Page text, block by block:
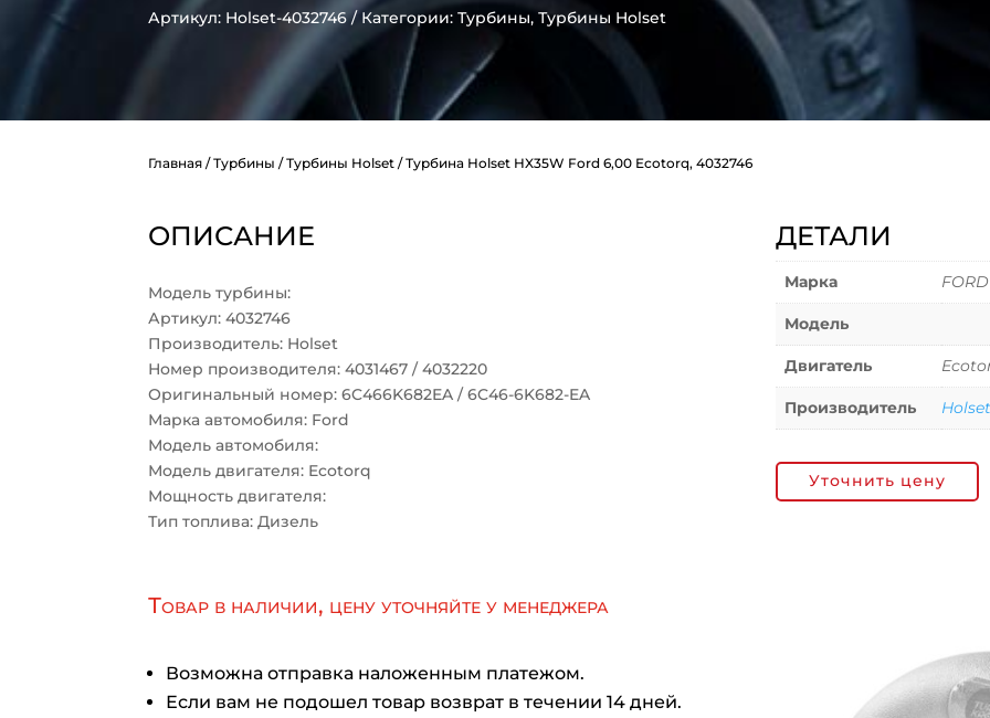
Артикул: Holset-4032746 Категории:Турбины,Турбины Holset
Главная /Турбины /Турбины Holset / Турбина Holset HX35W Ford 6,00 Ecotorq, 4032746
ОПИСАНИЕ
Модель турбины:
Артикул: 4032746
Производитель: Holset
Номер производителя: 4031467 / 4032220
Оригинальный номер: 6C466K682EA / 6C46-6K682-EA
Марка автомобиля: Ford
Модель автомобиля:
Модель двигателя: Ecotorq
Мощность двигателя:
Тип топлива: Дизель
ДЕТАЛИ
Марка FORD
Модель
Двигатель
Производитель Holset
Уточнить цену
Товар в наличии, цену уточняйте у менеджера
Возможна отправка наложенным платежом.
Если вам не подошел товар возврат в течении 14 дней.